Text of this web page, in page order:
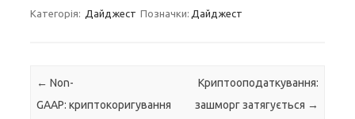
Категорія: Дайджест Позначки: Дайджест
Навігація по запису
← Non-
GAAP: криптокоригування
Криптооподаткування:
зашморг затягується →